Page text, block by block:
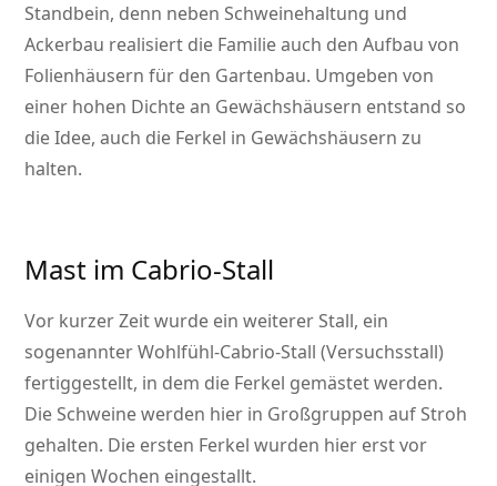
Standbein, denn neben Schweinehaltung und
Ackerbau realisiert die Familie auch den Aufbau von
Folienhäusern für den Gartenbau. Umgeben von
einer hohen Dichte an Gewächshäusern entstand so
die Idee, auch die Ferkel in Gewächshäusern zu
halten.
Mast im Cabrio-Stall
Vor kurzer Zeit wurde ein weiterer Stall, ein
sogenannter Wohlfühl-Cabrio-Stall (Versuchsstall)
fertiggestellt, in dem die Ferkel gemästet werden.
Die Schweine werden hier in Großgruppen auf Stroh
gehalten. Die ersten Ferkel wurden hier erst vor
einigen Wochen eingestallt.